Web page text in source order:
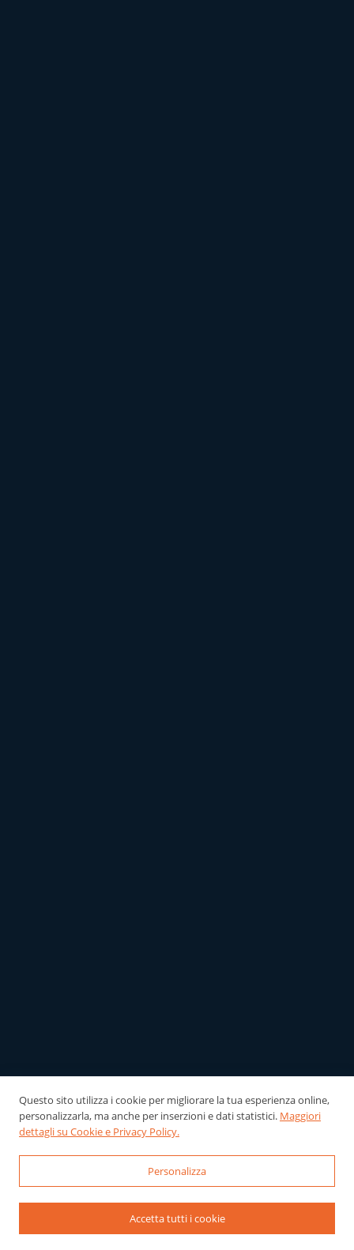
Questo sito utilizza i cookie per migliorare la tua esperienza online,
personalizzarla, ma anche per inserzioni e dati statistici. Maggiori
dettagli su Cookie e Privacy Policy.
Personalizza
Accetta tutti i cookie